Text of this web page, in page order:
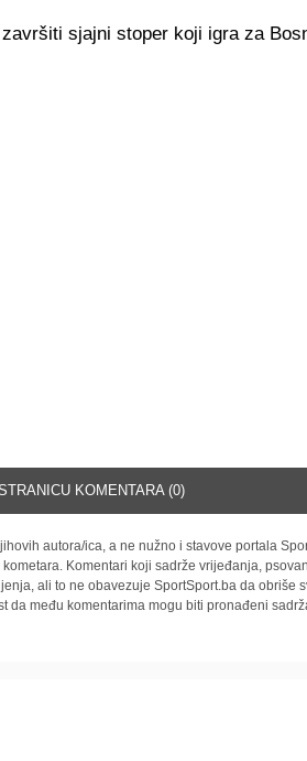
sjajni stoper koji igra za
KOMENTARA (0)
autora/ica, a ne nužno i stavove portala
Komentari koji sadrže vrijeđanja,
ali to ne obavezuje SportSport.ba da obriše
da među komentarima mogu biti pronađeni